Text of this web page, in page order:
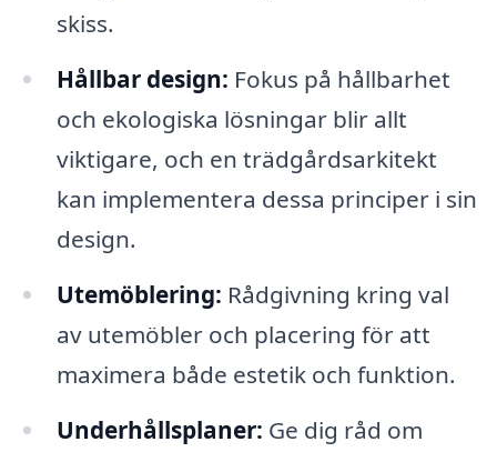
skiss.
Hållbar design: Fokus på hållbarhet
och ekologiska lösningar blir allt
viktigare, och en trädgårdsarkitekt
kan implementera dessa principer i sin
design.
Utemöblering: Rådgivning kring val
av utemöbler och placering för att
maximera både estetik och funktion.
Underhållsplaner: Ge dig råd om